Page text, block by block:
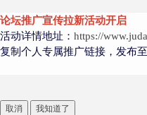
论坛推广宣传拉新活动开启
活动详情地址： https://
复制个人专属推广链接，发布
取消 我知道了